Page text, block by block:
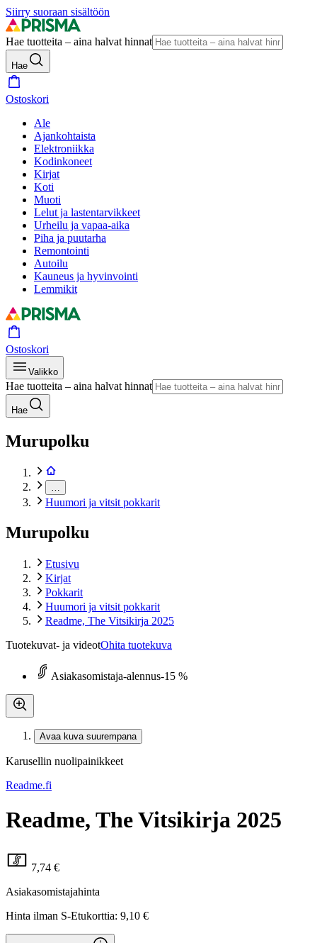
Siirry suoraan sisältöön
Hae tuotteita – aina halvat hinnat
Hae
Ostoskori
Ale
Ajankohtaista
Elektroniikka
Kodinkoneet
Kirjat
Koti
Muoti
Lelut ja lastentarvikkeet
Urheilu ja vapaa-aika
Piha ja puutarha
Remontointi
Autoilu
Kauneus ja hyvinvointi
Lemmikit
Ostoskori
Valikko
Hae tuotteita – aina halvat hinnat
Hae
Murupolku
Huumori ja vitsit pokkarit
Murupolku
Etusivu
Kirjat
Pokkarit
Huumori ja vitsit pokkarit
Readme, The Vitsikirja 2025
Tuotekuvat- ja videotOhita tuotekuva
Asiakasomistaja-alennus-15 %
Avaa kuva suurempana
Karusellin nuolipainikkeet
Readme.fi
Readme, The Vitsikirja 2025
7,74 €
Asiakasomistajahinta
Hinta ilman S-Etukorttia: 9,10 €